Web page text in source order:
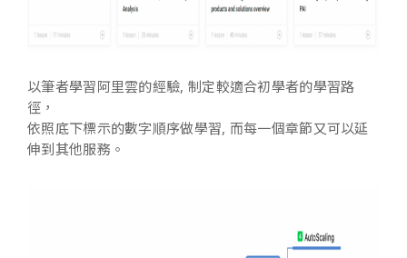
以筆者學習阿里雲的經驗, 制定較適合初學者的學習路
徑，
依照底下標示的數字順序做學習, 而每一個章節又可以延
伸到其他服務。